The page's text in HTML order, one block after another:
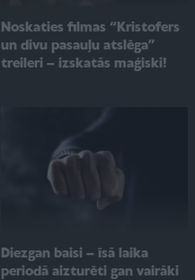
Noskaties filmas “Kristofers
un divu pasauļu atslēga”
treileri – izskatās maģiski!
Diezgan baisi – īsā laika
periodā aizturēti gan vairāki